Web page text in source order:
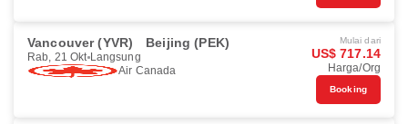
Vancouver (YVR) Beijing (PEK)
Rab, 21 Okt Langsung
Air Canada
Mulai dari
US$ 717.14
Harga/Org
Booking